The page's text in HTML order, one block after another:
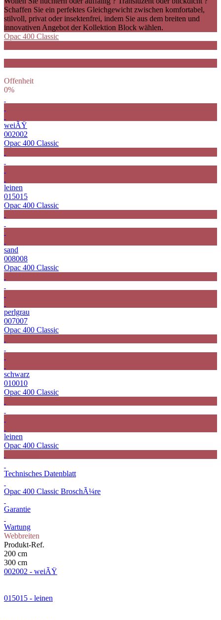
Schaffen Sie ein perfektes Gleichgewicht zwischen komfortabel,
stilvoll, privat oder insektenfrei, indem Sie aus dem breiten und
innovativen Angebot der Kollektion Block wählen.
Opac 400 Classic
Offenheit
0%
weiÃŸ
002002
Opac 400 Classic
leinen
015015
Opac 400 Classic
sand
008008
Opac 400 Classic
perlgrau
007007
Opac 400 Classic
schwarz
010010
Opac 400 Classic
leinen
Opac 400 Classic
Downloads
Technisches Datenblatt
Opac 400 Classic BroschÃ¼re
Garantie
Wartung
Webbreiten
Produkt-Ref.
200 cm
300 cm
002002 - weiÃŸ
015015 - leinen